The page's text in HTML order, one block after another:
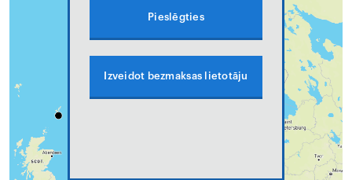
Pieslēgties
Izveidot bezmaksas lietotāju